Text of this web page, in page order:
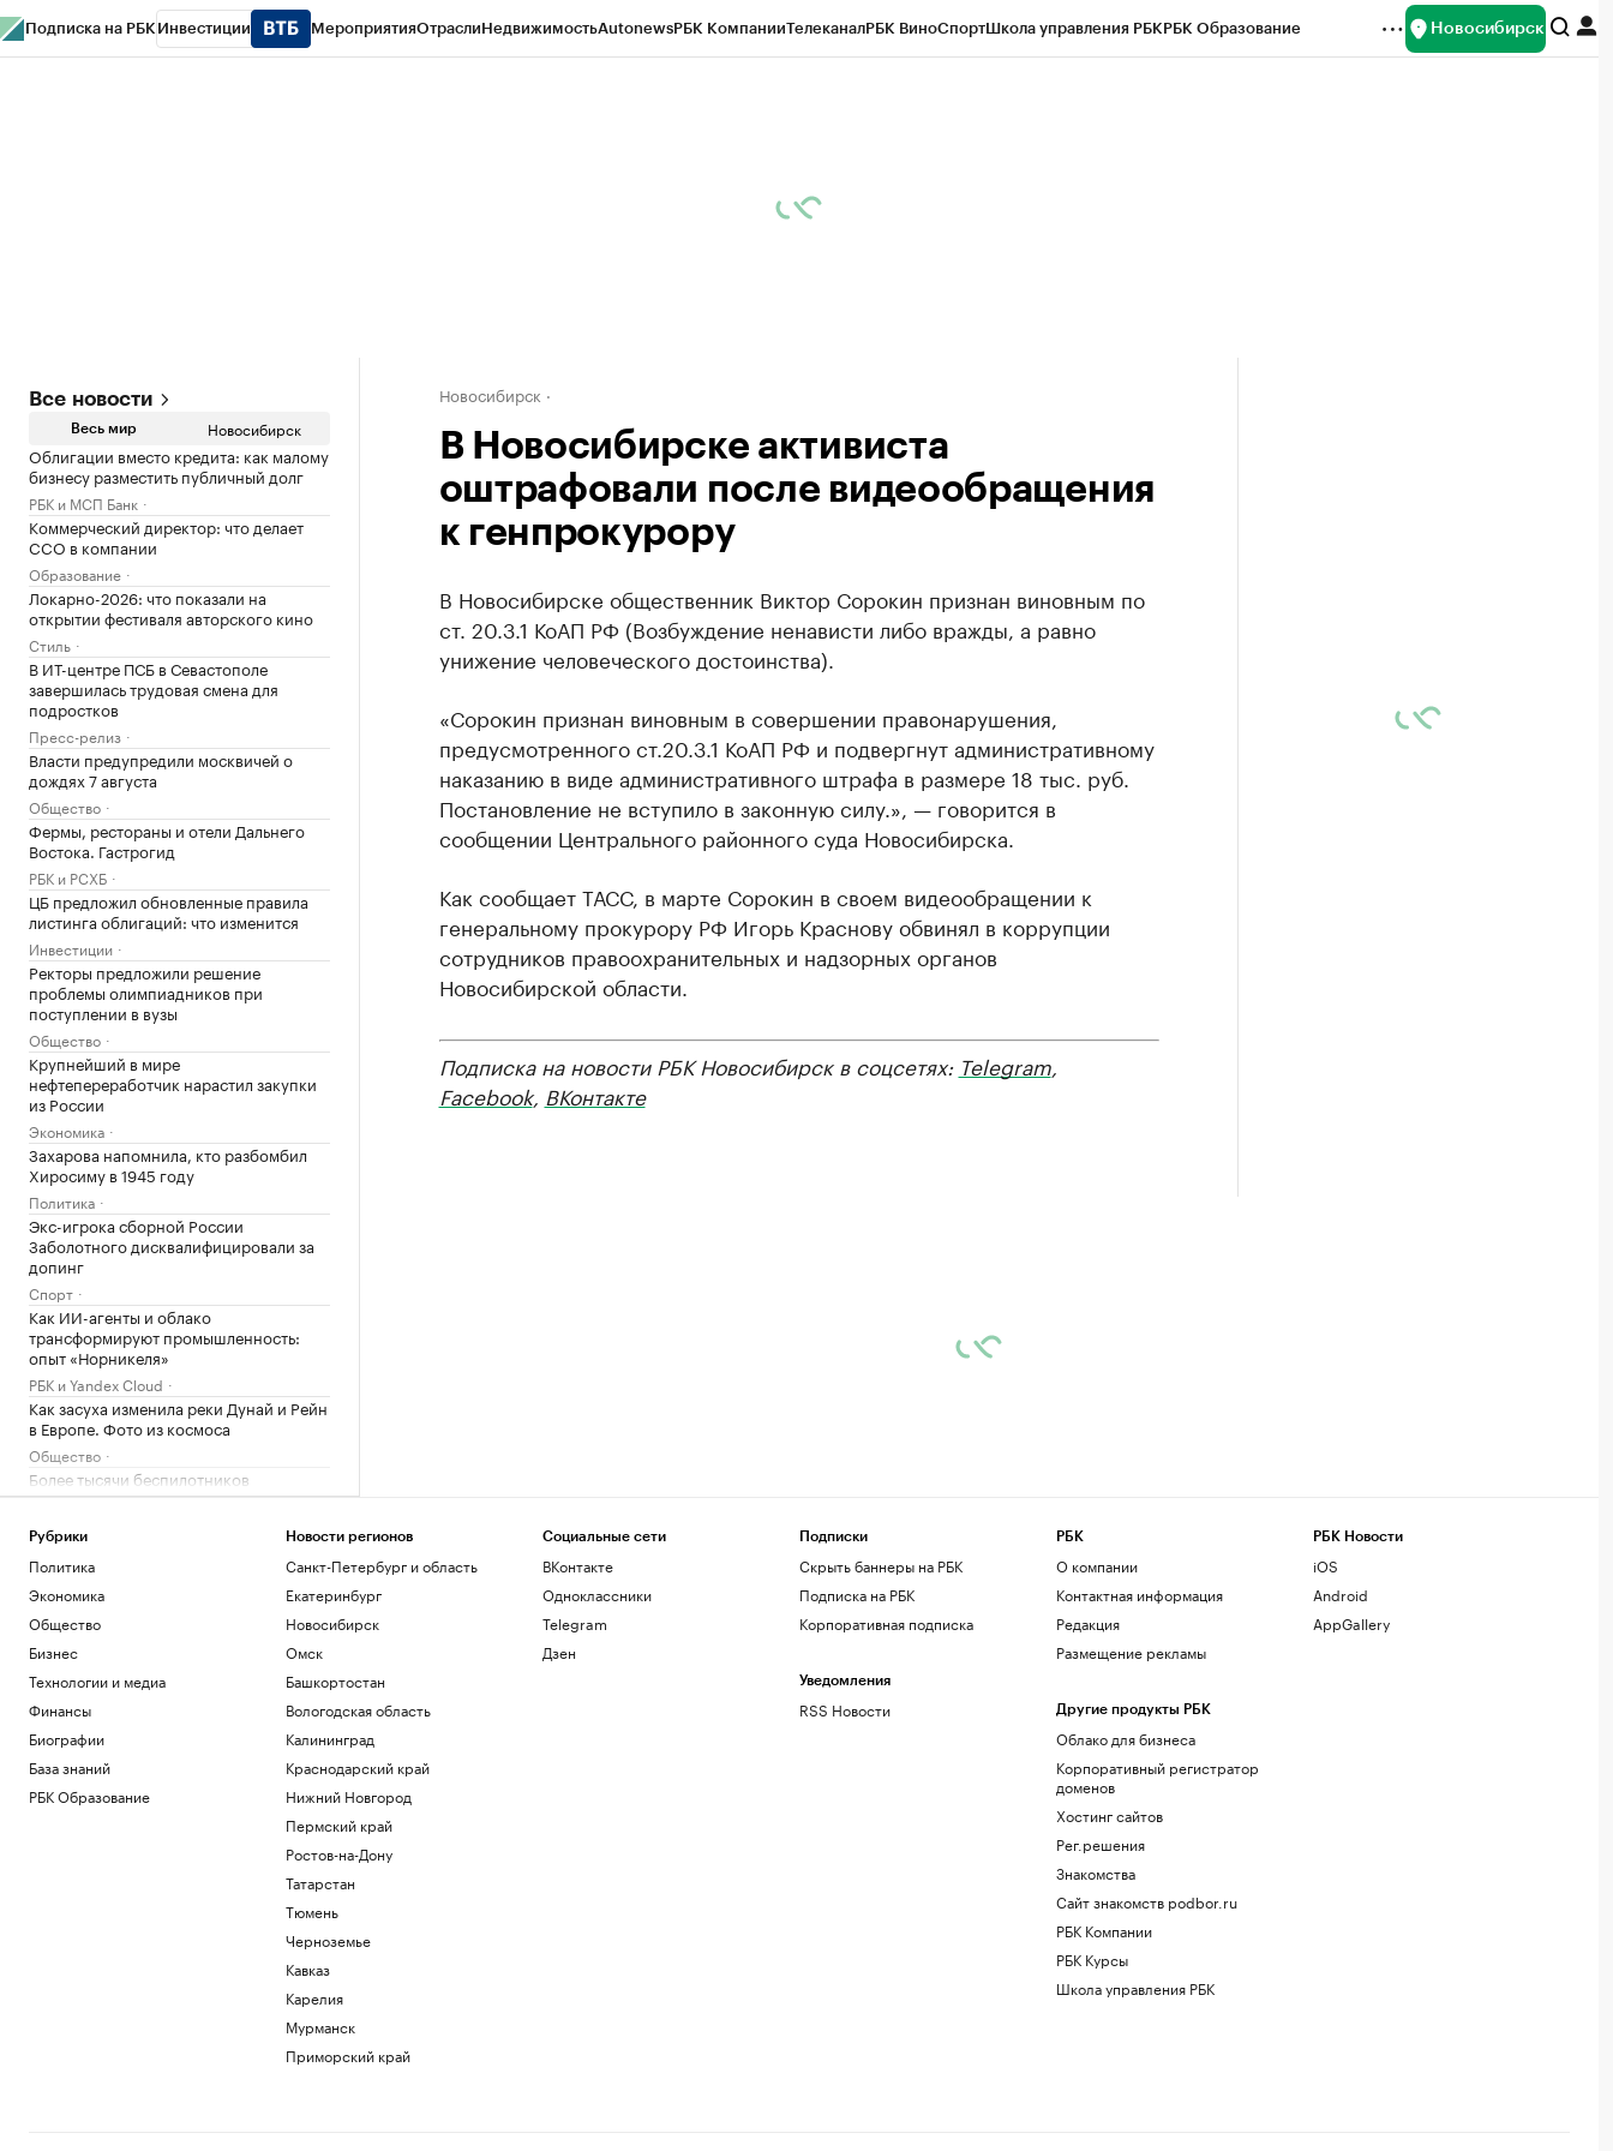
Подписка на РБК Инвестиции МероприятияОтраслиНедвижимостьAutonewsРБК КомпанииТелеканалРБК ВиноСпортШкола управления РБКРБК Образование Новосибирск
Все новости
Весь мир Новосибирск
Облигации вместо кредита: как малому
бизнесу разместить публичный долг
РБК и МСП Банк
Коммерческий директор: что делает
CCO в компании
Образование
Локарно-2026: что показали на
открытии фестиваля авторского кино
Стиль
В ИТ-центре ПСБ в Севастополе
завершилась трудовая смена для
подростков
Пресс-релиз
Власти предупредили москвичей о
дождях 7 августа
Общество
Фермы, рестораны и отели Дальнего
Востока. Гастрогид
РБК и РСХБ
ЦБ предложил обновленные правила
листинга облигаций: что изменится
Инвестиции
Ректоры предложили решение
проблемы олимпиадников при
поступлении в вузы
Общество
Крупнейший в мире
нефтепереработчик нарастил закупки
из России
Экономика
Захарова напомнила, кто разбомбил
Хиросиму в 1945 году
Политика
Экс-игрока сборной России
Заболотного дисквалифицировали за
допинг
Спорт
Как ИИ-агенты и облако
трансформируют промышленность:
опыт «Норникеля»
РБК и Yandex Cloud
Как засуха изменила реки Дунай и Рейн
в Европе. Фото из космоса
Общество
Более тысячи беспилотников
уничтожили за сутки российские
Политика
Россия обогнала три страны Евросоюза
по средней зарплате с учетом цен
Экономика
В Сеуле обыскали офис KFA из-за
назначения экс-тренера сборной по
футболу
Спорт
Московская школьница, набравшая
500 баллов на ЕГЭ, поступила в МФТИ
Общество
В Уганде местную звезду футбола
избили до смерти во время ограбления
Финансы после 60: ошибки, которые
Аномальная жара не отпугнула россиян
от европейских пляжных курортов
Новосибирск
В Новосибирске активиста
оштрафовали после видеообращения
к генпрокурору
В Новосибирске общественник Виктор Сорокин признан виновным по
ст. 20.3.1 КоАП РФ (Возбуждение ненависти либо вражды, а равно
унижение человеческого достоинства).
«Сорокин признан виновным в совершении правонарушения,
предусмотренного ст.20.3.1 КоАП РФ и подвергнут административному
наказанию в виде административного штрафа в размере 18 тыс. руб.
Постановление не вступило в законную силу.», — говорится в
сообщении Центрального районного суда Новосибирска.
Как сообщает ТАСС, в марте Сорокин в своем видеообращении к
генеральному прокурору РФ Игорь Краснову обвинял в коррупции
сотрудников правоохранительных и надзорных органов
Новосибирской области.
Подписка на новости РБК Новосибирск в соцсетях: Telegram,
Facebook, ВКонтакте
Рубрики
Политика
Экономика
Общество
Бизнес
Технологии и медиа
Финансы
Биографии
База знаний
РБК Образование
Новости регионов
Санкт-Петербург и область
Екатеринбург
Новосибирск
Омск
Башкортостан
Вологодская область
Калининград
Краснодарский край
Нижний Новгород
Пермский край
Ростов-на-Дону
Татарстан
Тюмень
Черноземье
Кавказ
Карелия
Мурманск
Приморский край
Социальные сети
ВКонтакте
Одноклассники
Telegram
Дзен
Подписки
Скрыть баннеры на РБК
Подписка на РБК
Корпоративная подписка
Уведомления
RSS Новости
РБК
О компании
Контактная информация
Редакция
Размещение рекламы
Другие продукты РБК
Облако для бизнеса
Корпоративный регистратор
доменов
Хостинг сайтов
Рег.решения
Знакомства
Сайт знакомств podbor.ru
РБК Компании
РБК Курсы
Школа управления РБК
РБК Новости
iOS
Android
AppGallery